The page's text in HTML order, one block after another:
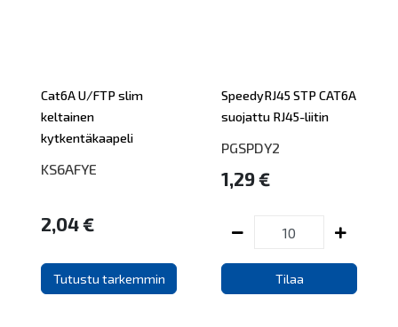
Cat6A U/FTP slim
keltainen
kytkentäkaapeli
KS6AFYE
2,04 €
Tutustu tarkemmin
SpeedyRJ45 STP CAT6A
suojattu RJ45-liitin
PGSPDY2
1,29 €
Tilaa